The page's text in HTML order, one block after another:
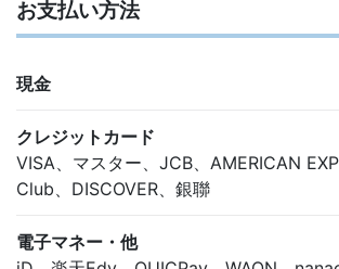
お支払い方法
現金
クレジットカード
VISA、マスター、JCB、AMERICAN
Club、DISCOVER、銀聯
電子マネー・他